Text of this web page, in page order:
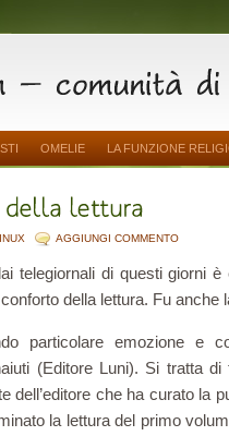
OMELIE LA FUNZIONE
AGGIUNGI COMMENTO
telegiornali di questi giorni
della lettura. Fu anche
particolare emozione e
(Editore Luni). Si tratta
dell’editore che ha curato la
la lettura del primo